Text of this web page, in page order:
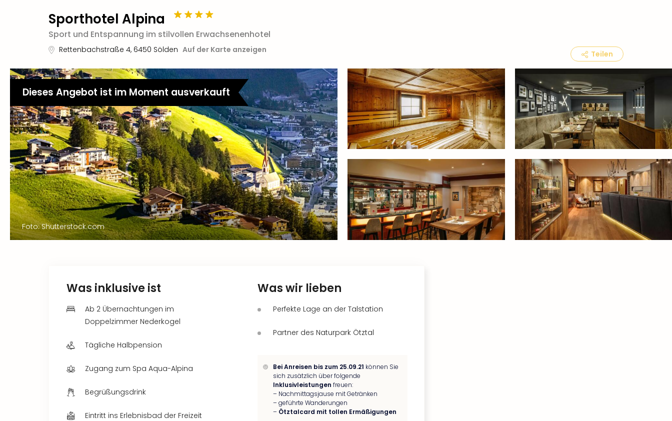
Sporthotel Alpina
Sport und Entspannung im stilvollen Erwachsenenhotel
Rettenbachstraße 4, 6450 Sölden Auf der Karte anzeigen Teilen
Dieses Angebot ist im Moment ausverkauft
Foto: Shutterstock.com
Was inklusive ist
Ab 2 Übernachtungen im
Doppelzimmer Nederkogel
Tägliche Halbpension
Zugang zum Spa Aqua-Alpina
Begrüßungsdrink
Eintritt ins Erlebnisbad der Freizeit
Was wir lieben
Perfekte Lage an der Talstation
Partner des Naturpark Ötztal
Bei Anreisen bis zum 25.09.21 können Sie
sich zusätzlich über folgende
Inklusivleistungen freuen:
– Nachmittagsjause mit Getränken
– geführte Wanderungen
– Ötztalcard mit tollen Ermäßigungen